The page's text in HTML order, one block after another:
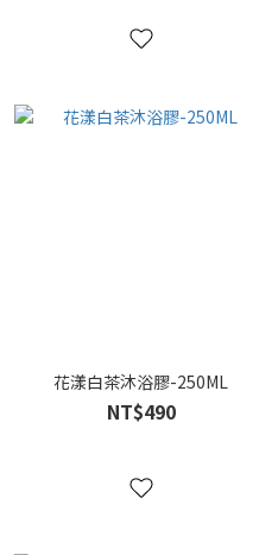
花漾白茶沐浴膠-250ML
NT$490